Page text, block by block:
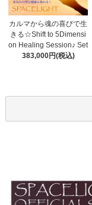
カルマから魂の喜びで生
きる☆Shift to 5Dimensi
on Healing Session♪ Set
383,000円(税込)